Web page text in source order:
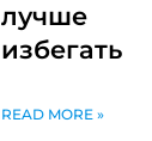
лучше
избегать
READ MORE »